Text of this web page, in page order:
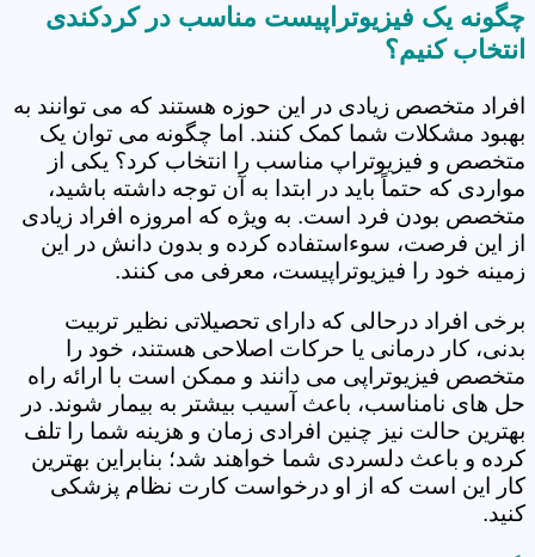
چگونه یک فیزیوتراپیست مناسب در کردکندی
انتخاب کنیم؟
افراد متخصص زیادی در این حوزه هستند که می توانند به
بهبود مشکلات شما کمک کنند. اما چگونه می توان یک
متخصص و فیزیوتراپ مناسب را انتخاب کرد؟ یکی از
مواردی که حتماً باید در ابتدا به آن توجه داشته باشید،
متخصص بودن فرد است. به ویژه که امروزه افراد زیادی
از این فرصت، سوءاستفاده کرده و بدون دانش در این
زمینه خود را فیزیوتراپیست، معرفی می کنند.
برخی افراد درحالی که دارای تحصیلاتی نظیر تربیت
بدنی، کار درمانی یا حرکات اصلاحی هستند، خود را
متخصص فیزیوتراپی می دانند و ممکن است با ارائه راه
حل های نامناسب، باعث آسیب بیشتر به بیمار شوند. در
بهترین حالت نیز چنین افرادی زمان و هزینه شما را تلف
کرده و باعث دلسردی شما خواهند شد؛ بنابراین بهترین
کار این است که از او درخواست کارت نظام پزشکی
کنید.